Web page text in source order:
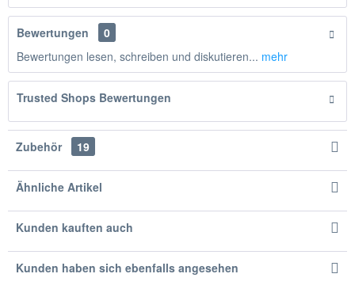
Bewertungen
0
Bewertungen lesen, schreiben und diskutieren... mehr
Trusted Shops Bewertungen
Zubehör 19
Ähnliche Artikel
Kunden kauften auch
Kunden haben sich ebenfalls angesehen